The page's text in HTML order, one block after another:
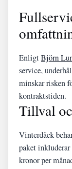
EnligtBjörn
service,
minskar risken
kontraktstiden.
Tillval
Vinterdäck
paket inkluderar
kronor per